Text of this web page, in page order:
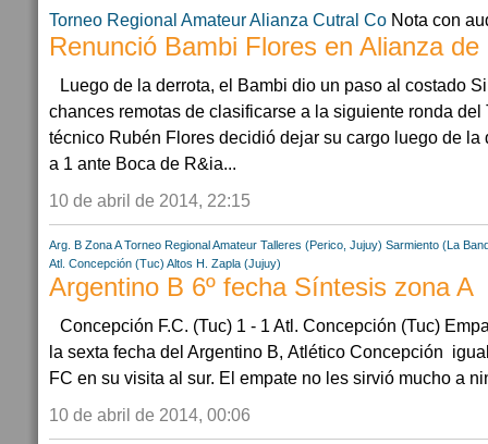
Torneo Regional AmateurAlianza Cutral Co Nota con
Renunció Bambi Flores en Alianza de
Luego de la derrota, el Bambi dio un paso al costado
chances remotas de clasificarse a la siguiente ronda del
técnico Rubén Flores decidió dejar su cargo luego de la
a 1 ante Boca de R&ia...
10 de abril de 2014, 22:15
Arg. B Zona A Torneo Regional Amateur Talleres (Perico, Jujuy) Sarmiento (La
Atl. Concepción (Tuc) Altos H. Zapla (Jujuy)
Argentino B 6º fecha Síntesis zona A
Concepción F.C. (Tuc) 1 - 1 Atl. Concepción (Tuc)
la sexta fecha del Argentino B, Atlético Concepción
FC en su visita al sur. El empate no les sirvió mucho a
10 de abril de 2014, 00:06